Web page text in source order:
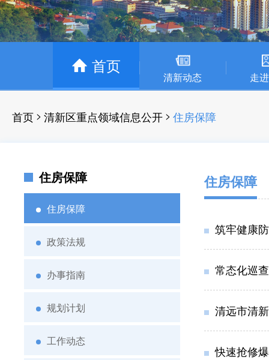
首页
清新动态 走
首页 > 清新区重点领域信息公开 > 住房保障
住房保障
住房保障
政策法规
办事指南
规划计划
工作动态
住房保障
筑牢健康
常态化巡
清远市清
快速抢修